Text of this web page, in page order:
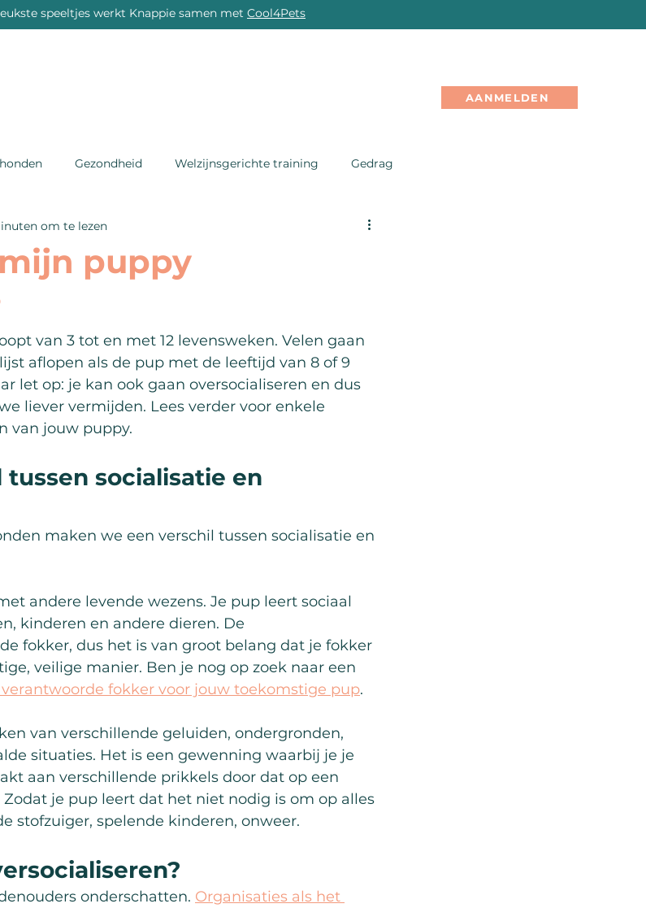
speeltjes werkt Knappie samen met Cool4Pets
AANMELDEN
Gezondheid Welzijnsgerichte training Gedrag
puppy
om te lezen
van 3 tot en met 12 levensweken. Velen gaan
aflopen als de pup met de leeftijd van 8 of 9
let op: je kan ook gaan oversocialiseren en dus
liever vermijden. Lees verder voor enkele
van jouw puppy.
socialisatie en
maken we een verschil tussen socialisatie en
andere levende wezens. Je pup leert sociaal
kinderen en andere dieren. De
fokker, dus het is van groot belang dat je fokker
veilige manier. Ben je nog op zoek naar een
verantwoorde fokker voor jouw toekomstige pup.
van verschillende geluiden, ondergronden,
situaties. Het is een gewenning waarbij je je
aan verschillende prikkels door dat op een
je pup leert dat het niet nodig is om op alles
stofzuiger, spelende kinderen, onweer.
onderschatten. Organisaties als het